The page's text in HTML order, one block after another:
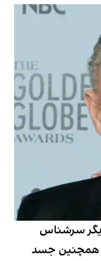
سرشناس
و همچنین جسد